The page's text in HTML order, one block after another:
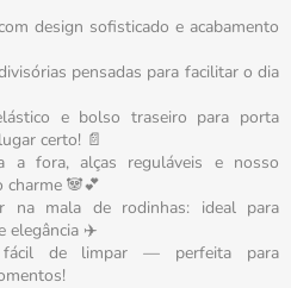
design sofisticado e acabamento
pensadas para facilitar o dia
e bolso traseiro para porta
certo! 📄
a fora, alças reguláveis e nosso
🐼💕
na mala de rodinhas: ideal para
elegância ✈️
fácil de limpar — perfeita para